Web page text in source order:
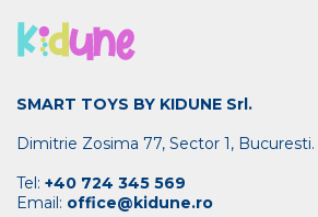
SMART TOYS BY KIDUNE Srl.
Dimitrie Zosima 77, Sector 1, Bucuresti.
Tel: +40 724 345 569
Email: office@kidune.ro